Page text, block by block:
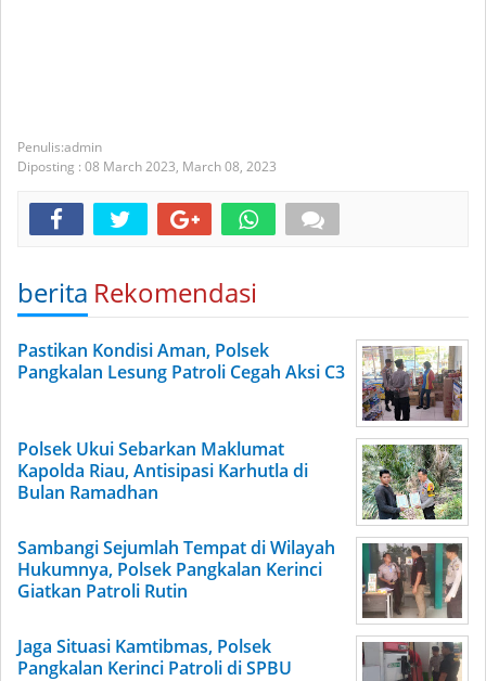
admin
Diposting : 08 March 2023, March 08, 2023
berita Rekomendasi
Pastikan Kondisi Aman, Polsek
Pangkalan Lesung Patroli Cegah Aksi C3
Polsek Ukui Sebarkan Maklumat
Kapolda Riau, Antisipasi Karhutla di
Bulan Ramadhan
Sambangi Sejumlah Tempat di Wilayah
Hukumnya, Polsek Pangkalan Kerinci
Giatkan Patroli Rutin
Jaga Situasi Kamtibmas, Polsek
Pangkalan Kerinci Patroli di SPBU